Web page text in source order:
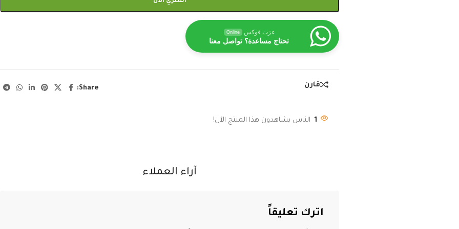
عزت فوكس Online
تحتاج مساعدة؟ تواصل معنا
قارن Share:
1 الناس يشاهدون هذا المنتج الآن!
آراء العملاء
اترك تعليقاً